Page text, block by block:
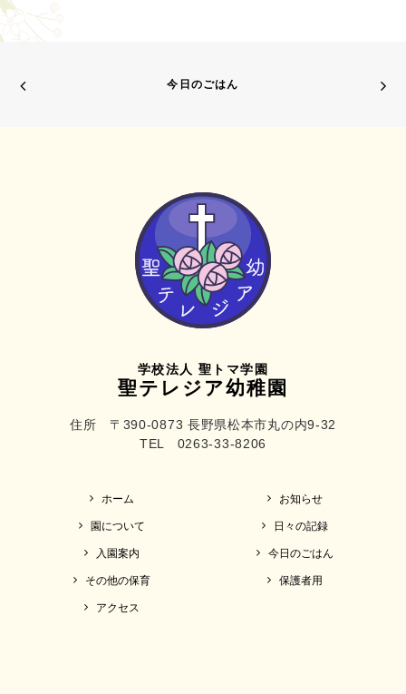
今日のごはん
学校法人 聖トマ学園
聖テレジア幼稚園
住所 〒390-0873 長野県松本市丸の内9-32
TEL 0263-33-8206
ホーム
園について
入園案内
その他の保育
アクセス
お知らせ
日々の記録
今日のごはん
保護者用